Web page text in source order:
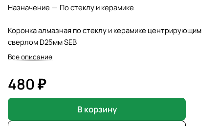
Назначение — По стеклу и керамике
Коронка алмазная по стеклу и керамике центрирующим
сверлом D25мм SEB
Все описание
480 ₽
В корзину